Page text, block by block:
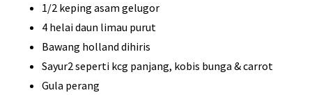
1/2 keping asam gelugor
4 helai daun limau purut
Bawang holland dihiris
Sayur2 seperti kcg panjang, kobis bunga & carrot
Gula perang